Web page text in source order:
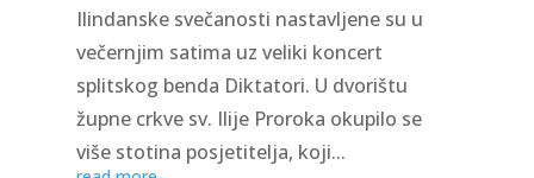
Ilindanske svečanosti nastavljene su u
večernjim satima uz veliki koncert
splitskog benda Diktatori. U dvorištu
župne crkve sv. Ilije Proroka okupilo se
više stotina posjetitelja, koji...